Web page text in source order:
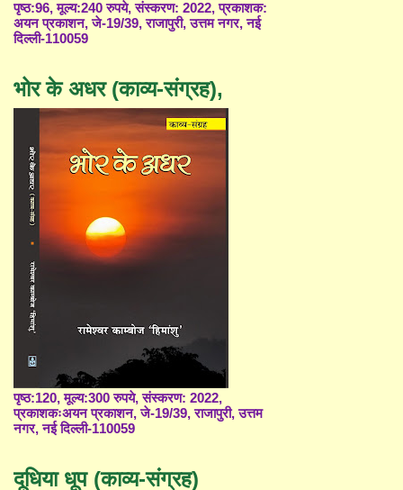
पृष्ठ:96, मूल्य:240 रुपये, संस्करण: 2022, प्रकाशक:
अयन प्रकाशन, जे-19/39, राजापुरी, उत्तम नगर, नई
दिल्ली-110059
भोर के अधर (काव्य-संग्रह),
पृष्ठ:120, मूल्य:300 रुपये, संस्करण: 2022,
प्रकाशकःअयन प्रकाशन, जे-19/39, राजापुरी, उत्तम
नगर, नई दिल्ली-110059
दूधिया धूप (काव्य-संग्रह)